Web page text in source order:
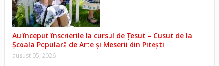
Au început înscrierile la cursul de Țesut – Cusut de la
Școala Populară de Arte și Meserii din Pitești
august 05, 2026